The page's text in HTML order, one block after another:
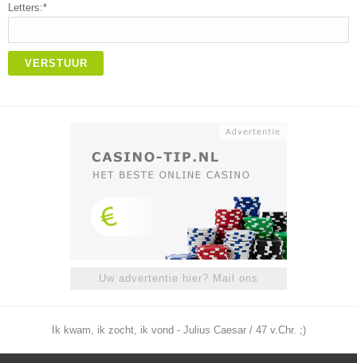
Letters:*
VERSTUUR
Uw advertentie hier? Mail ons
Ik kwam, ik zocht, ik vond - Julius Caesar / 47 v.Chr. ;)